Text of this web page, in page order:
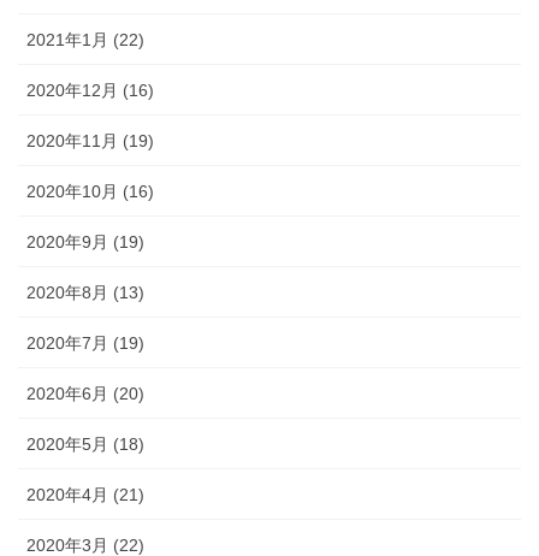
2021年1月 (22)
2020年12月 (16)
2020年11月 (19)
2020年10月 (16)
2020年9月 (19)
2020年8月 (13)
2020年7月 (19)
2020年6月 (20)
2020年5月 (18)
2020年4月 (21)
2020年3月 (22)